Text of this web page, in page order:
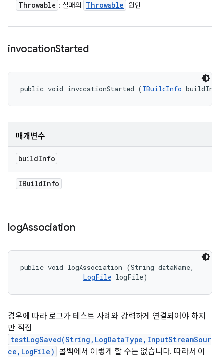
Throwable : 실패의 Throwable 원인
invocationStarted
public void invocationStarted (IBuildInfo
매개변수
buildInfo
IBuildInfo
logAssociation
public void logAssociation (String dataName,
LogFile logFile)
경우에 따라 로그가 테스트 사례와 강력하게 연결되어야 하지
만 직접
testLogSaved(String,LogDataType,InputStreamSour
ce,LogFile)
콜백에서 이렇게 할 수는 없습니다. 따라서 이